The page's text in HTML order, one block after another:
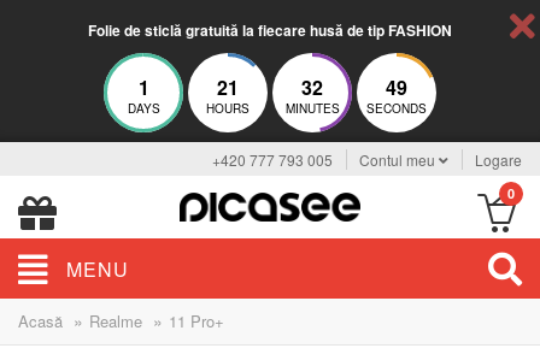
Folie de sticlă gratuită la fiecare husă de tip FASHION
1
DAYS
21
HOURS
32
MINUTES
48
SECONDS
+420 777 793 005 Contul meu Logare
0
MENU
Acasă » Realme » 11 Pro+